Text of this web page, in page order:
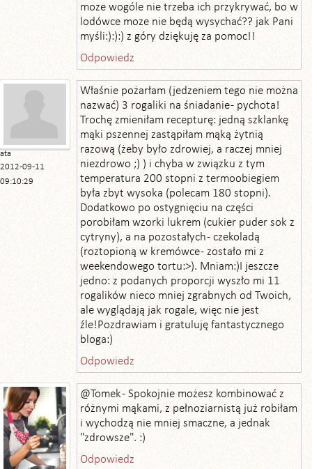
moze wogóle nie trzeba ich przykrywać, bo w
lodówce moze nie będą wysychać?? jak Pani
myśli:):):) z góry dziękuję za pomoc!!
Odpowiedz
ata
2012-09-11
09:10:29
Właśnie pożarłam (jedzeniem tego nie można
nazwać) 3 rogaliki na śniadanie - pychota!
Trochę zmieniłam recepturę: jedną szklankę
mąki pszennej zastąpiłam mąką żytnią
razową (żeby było zdrowiej, a raczej mniej
niezdrowo ;) ) i chyba w związku z tym
temperatura 200 stopni z termoobiegiem
była zbyt wysoka (polecam 180 stopni).
Dodatkowo po ostygnięciu na części
porobiłam wzorki lukrem (cukier puder sok z
cytryny), a na pozostałych - czekoladą
(roztopioną w kremówce - zostało mi z
weekendowego tortu:>). Mniam:)I jeszcze
jedno: z podanych proporcji wyszło mi 11
rogalików nieco mniej zgrabnych od Twoich,
ale wyglądają jak rogale, więc nie jest
źle!Pozdrawiam i gratuluję fantastycznego
bloga:)
Odpowiedz
@Tomek - Spokojnie możesz kombinować z
różnymi mąkami, z pełnoziarnistą już robiłam
i wychodzą nie mniej smaczne, a jednak
"zdrowsze". :)
Odpowiedz